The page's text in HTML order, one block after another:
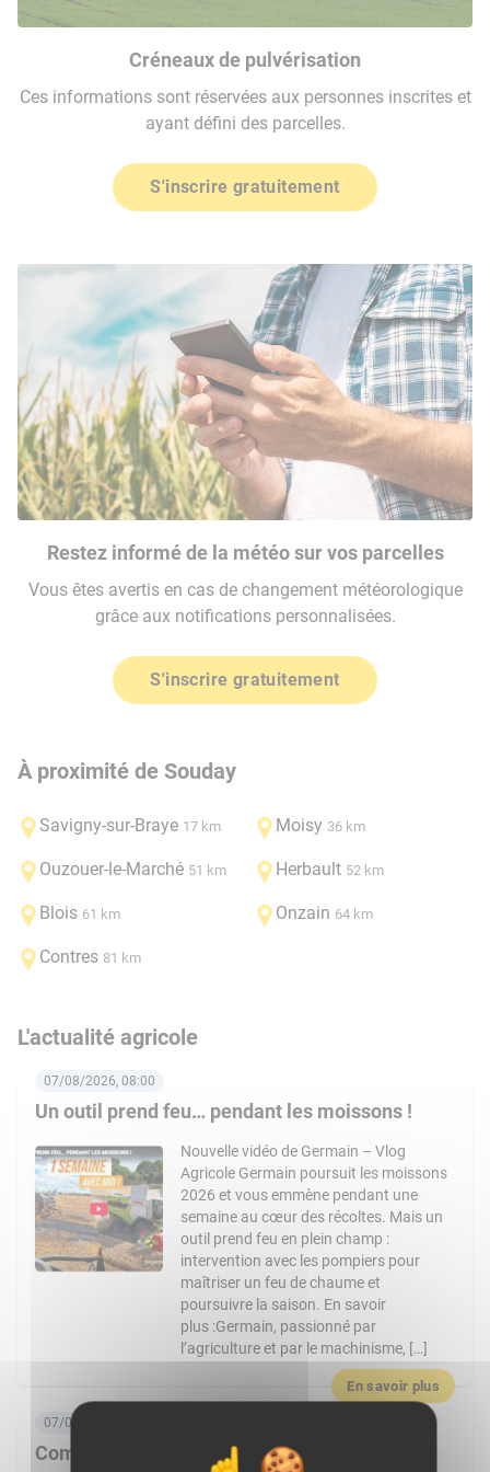
Créneaux de pulvérisation
Ces informations sont réservées aux personnes inscrites et
ayant défini des parcelles.
S'inscrire gratuitement
Restez informé de la météo sur vos parcelles
Vous êtes avertis en cas de changement météorologique
grâce aux notifications personnalisées.
S'inscrire gratuitement
À proximité de Souday
Savigny-sur-Braye 17 km Moisy 36 km
Ouzouer-le-Marché 51 km Herbault 52 km
Blois 61 km Onzain 64 km
Contres 81 km
L'actualité agricole
Un outil prend feu… pendant les moissons !
07/08/2026, 08:00
Nouvelle vidéo de Germain – Vlog
Agricole Germain poursuit les moissons
2026 et vous emmène pendant une
semaine au cœur des récoltes. Mais un
outil prend feu en plein champ :
intervention avec les pompiers pour
maîtriser un feu de chaume et
poursuivre la saison. En savoir
plus :Germain, passionné par
l’agriculture et par le machinisme, […]
En savoir plus
Comment Frais Émincés dynamise le rayon
07/08/2026, 06:00